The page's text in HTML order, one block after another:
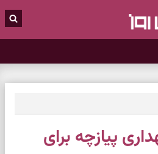
پیازچه برای